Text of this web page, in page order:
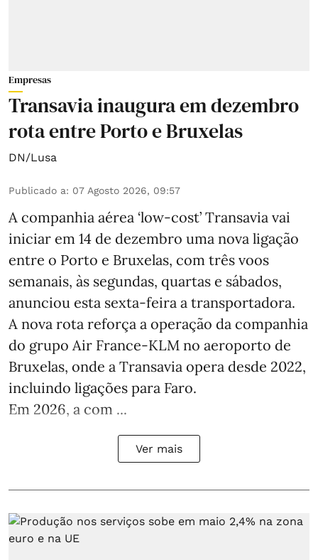
Empresas
Transavia inaugura em dezembro
rota entre Porto e Bruxelas
DN/Lusa
Publicado a: 07 Agosto 2026, 09:57
A companhia aérea ‘low-cost’ Transavia vai
iniciar em 14 de dezembro uma nova ligação
entre o Porto e Bruxelas, com três voos
semanais, às segundas, quartas e sábados,
anunciou esta sexta-feira a transportadora.
A nova rota reforça a operação da companhia
do grupo Air France-KLM no aeroporto de
Bruxelas, onde a Transavia opera desde 2022,
incluindo ligações para Faro.
Em 2026, a com ...
Ver mais